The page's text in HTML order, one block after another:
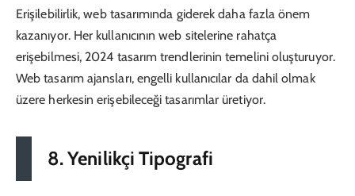
Erişilebilirlik, web tasarımında giderek daha fazla önem
kazanıyor. Her kullanıcının web sitelerine rahatça
erişebilmesi, 2024 tasarım trendlerinin temelini oluşturuyor.
Web tasarım ajansları, engelli kullanıcılar da dahil olmak
üzere herkesin erişebileceği tasarımlar üretiyor.
8. Yenilikçi Tipografi